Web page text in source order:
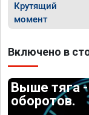
Крутящий
момент
Включено в
Выше тяга -
оборотов.